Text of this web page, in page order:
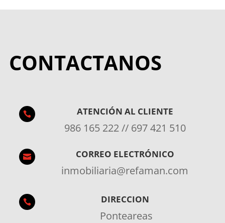
CONTACTANOS
 ATENCIÓN AL CLIENTE
986 165 222 // 697 421 510
 CORREO ELECTRÓNICO
inmobiliaria@refaman.com
 DIRECCION
Ponteareas